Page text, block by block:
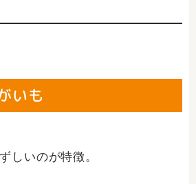
いも
しいのが特徴。